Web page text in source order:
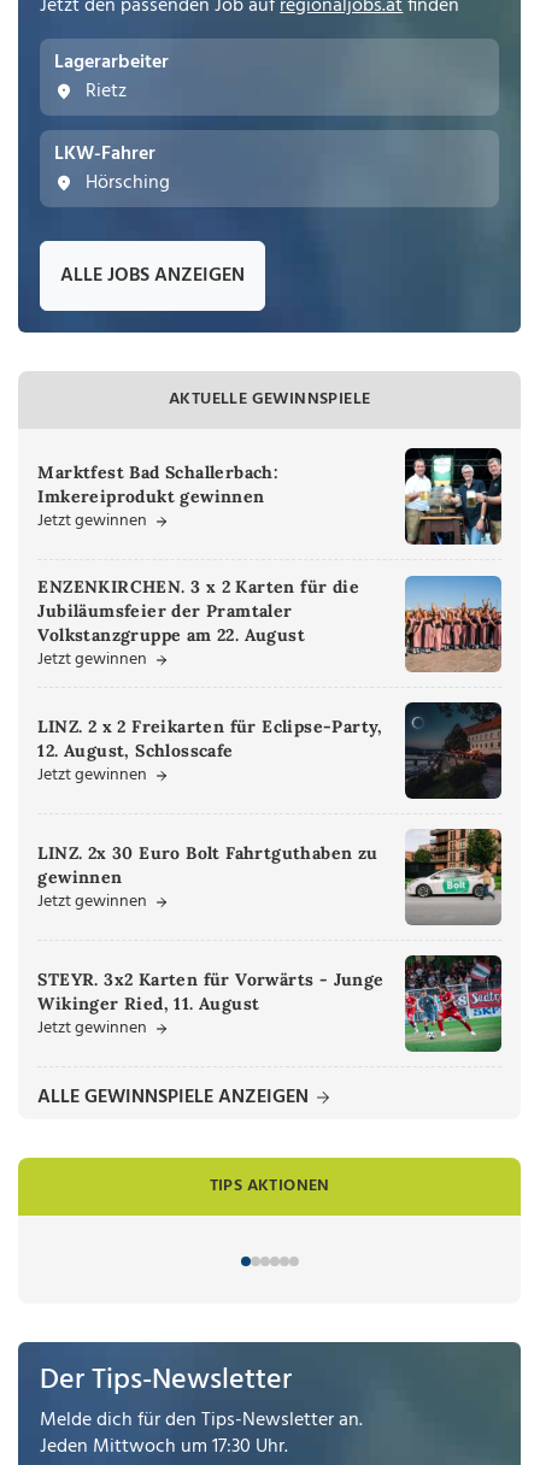
Jetzt den passenden Job aufregionaljobs.atfinden
Lagerarbeiter
Rietz
LKW-Fahrer
Hörsching
ALLE JOBS ANZEIGEN
AKTUELLE GEWINNSPIELE
Marktfest Bad Schallerbach:
Imkereiprodukt gewinnen
Jetzt gewinnen
ENZENKIRCHEN. 3 x 2 Karten für die
Jubiläumsfeier der Pramtaler
Volkstanzgruppe am 22. August
Jetzt gewinnen
LINZ. 2 x 2 Freikarten für Eclipse-Party,
12. August, Schlosscafe
Jetzt gewinnen
LINZ. 2x 30 Euro Bolt Fahrtguthaben zu
gewinnen
Jetzt gewinnen
STEYR. 3x2 Karten für Vorwärts - Junge
Wikinger Ried, 11. August
Jetzt gewinnen
ALLE GEWINNSPIELE ANZEIGEN
TIPS AKTIONEN
Der Tips-Newsletter
Melde dich für den Tips-Newsletter an.
Jeden Mittwoch um 17:30 Uhr.